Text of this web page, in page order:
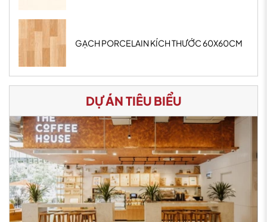
GẠCH PORCELAIN KÍCH THƯỚC 60X60CM
DỰ ÁN TIÊU BIỂU